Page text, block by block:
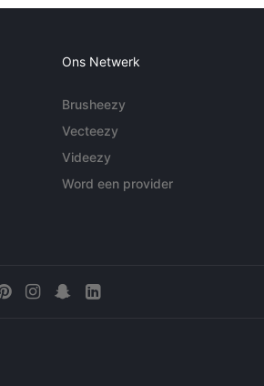
Ons Netwerk
Brusheezy
Vecteezy
Videezy
Word een provider